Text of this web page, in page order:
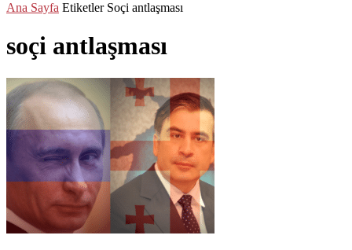
Ana Sayfa Etiketler Soçi antlaşması
soçi antlaşması